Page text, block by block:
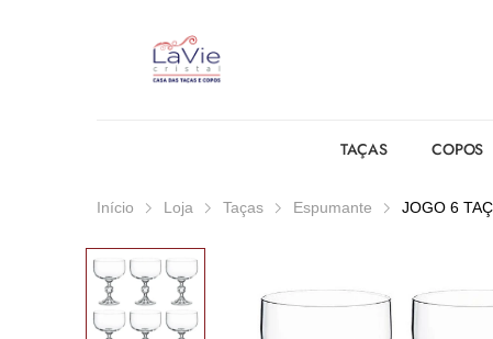
TAÇAS COPOS
Início Loja Taças Espumante JOGO 6